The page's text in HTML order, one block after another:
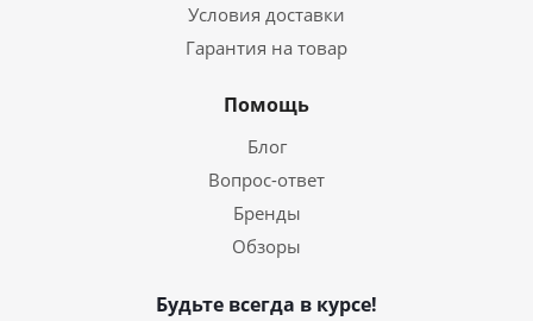
Условия доставки
Гарантия на товар
Помощь
Блог
Вопрос-ответ
Бренды
Обзоры
Будьте всегда в курсе!